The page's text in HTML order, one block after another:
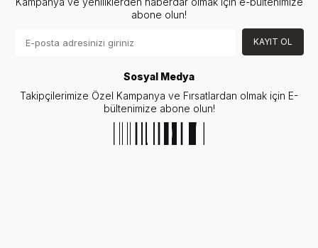
abone olun!
KAYIT OL
Sosyal Medya
Takipçilerimize Özel Kampanya ve Fırsatlardan olmak için E-
bültenimize abone olun!